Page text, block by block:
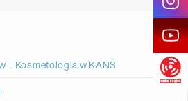
– Kosmetologia w KANS